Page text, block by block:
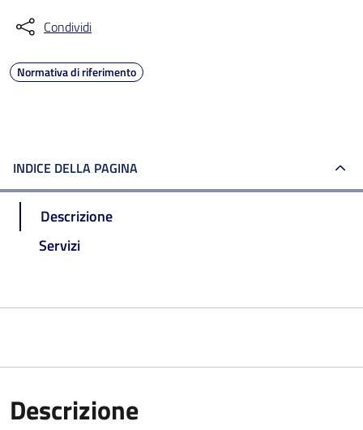
Condividi
Normativa di riferimento
INDICE DELLA PAGINA
Descrizione
Servizi
Descrizione